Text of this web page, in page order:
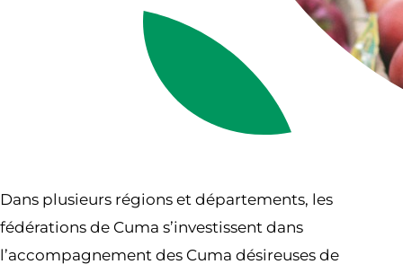
Dans plusieurs régions et départements, les
fédérations de Cuma s’investissent dans
l’accompagnement des Cuma désireuses de